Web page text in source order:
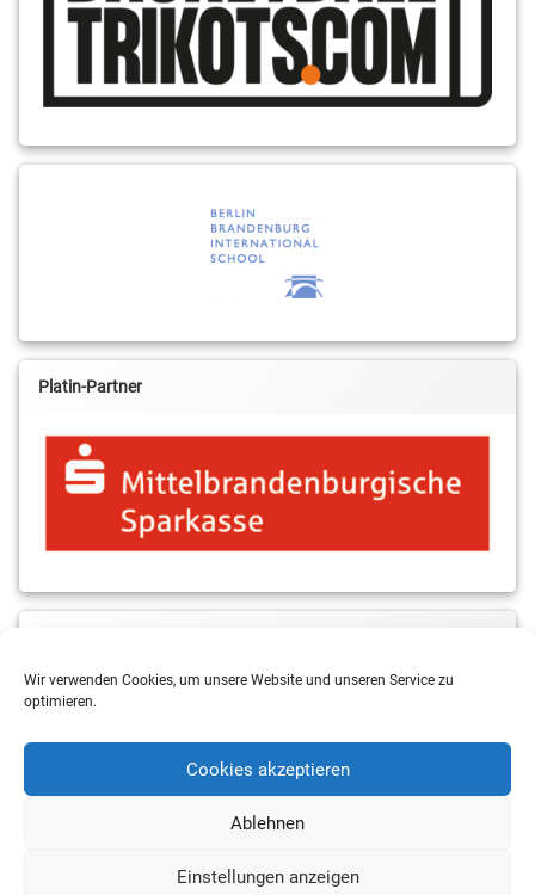
Wir verwenden Cookies, um unsere Website und unseren Service zu
optimieren.
Cookies akzeptieren
Ablehnen
Einstellungen anzeigen
Platin-Partner